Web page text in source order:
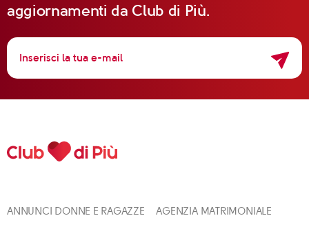
aggiornamenti da Club di Più.
ANNUNCI DONNE E RAGAZZE
AGENZIA MATRIMONIALE